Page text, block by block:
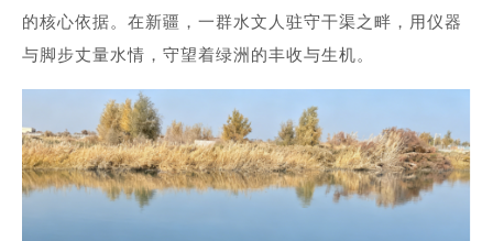
服务支持
线上自助寄修
维修进度查询
售后服务政策
售前问答
帮助中心
国内授权经销
申请成为伙伴
资讯中心
关于华测
商业道德与反腐败政策
的核心依据。在新疆，一群水文人驻守干渠之畔，用仪器
与脚步丈量水情，守望着绿洲的丰收与生机。